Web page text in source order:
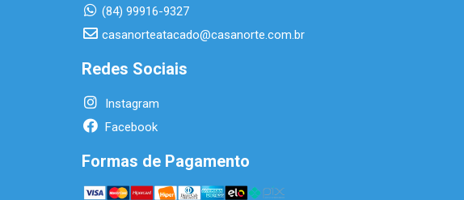
(84) 99916-9327
casanorteatacado@casanorte.com.br
Redes Sociais
Instagram
Facebook
Formas de Pagamento